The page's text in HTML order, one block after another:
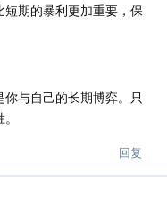
期的暴利更加重要，保
与自己的长期博弈。只
回复